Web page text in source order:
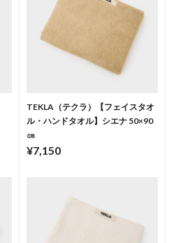
TEKLA（テクラ）【フェイスタオ
ル・ハンドタオル】シエナ 50×90
㎝
¥7,150